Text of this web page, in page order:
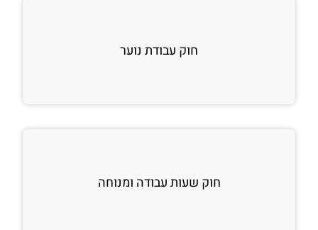
חוק עבודת נוער
חוק שעות עבודה ומנוחה